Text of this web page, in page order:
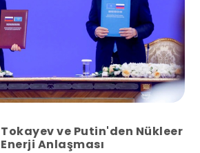
Tokayev ve Putin'den Nükleer
Enerji Anlaşması